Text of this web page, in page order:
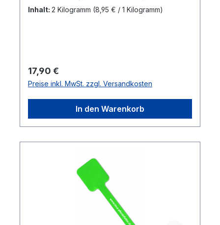
festgepressten Briketts eignet sich
Bestandteile:Rohprotein15,3
%Phosphor0,23 %Rohfaser24,8
%Rohasche11,1 %Feuchte10,0 %Zucker 3,0
%Stärke 0,4 %
Inhalt: 2 Kilogramm (8,95 € / 1 Kilogramm)
Regulärer Preis:
17,90 €
Preise inkl. MwSt. zzgl. Versandkosten
In den Warenkorb